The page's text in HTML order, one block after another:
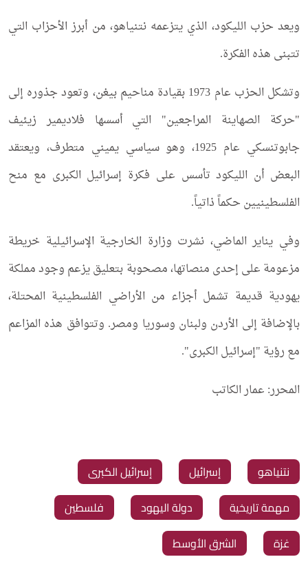
ويعد حزب الليكود، الذي يتزعمه نتنياهو، من أبرز الأحزاب التي
تتبنى هذه الفكرة.
وتشكل الحزب عام 1973 بقيادة مناحيم بيغن، وتعود جذوره إلى
"حركة الصهاينة المراجعين" التي أسسها فلاديمير زيئيف
جابوتنسكي عام 1925، وهو سياسي يميني متطرف، ويعتقد
البعض أن الليكود تأسس على فكرة إسرائيل الكبرى مع منح
الفلسطينيين حكماً ذاتياً.
وفي يناير الماضي، نشرت وزارة الخارجية الإسرائيلية خريطة
مزعومة على إحدى منصاتها، مصحوبة بتعليق يزعم وجود مملكة
يهودية قديمة تشمل أجزاء من الأراضي الفلسطينية المحتلة،
بالإضافة إلى الأردن ولبنان وسوريا ومصر. وتتوافق هذه المزاعم
مع رؤية "إسرائيل الكبرى".
المحرر: عمار الكاتب
‏نتنياهو ‏إسرائيل
‏إسرائيل الكبرى
‏مهمة تاريخية
‏دولة اليهود
‏فلسطين
‏غزة
‏الشرق الأوسط